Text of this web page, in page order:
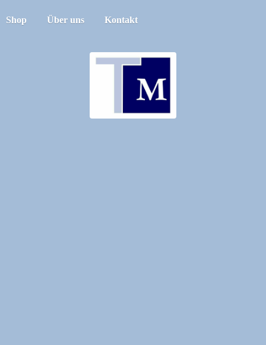
Shop Über uns Kontakt